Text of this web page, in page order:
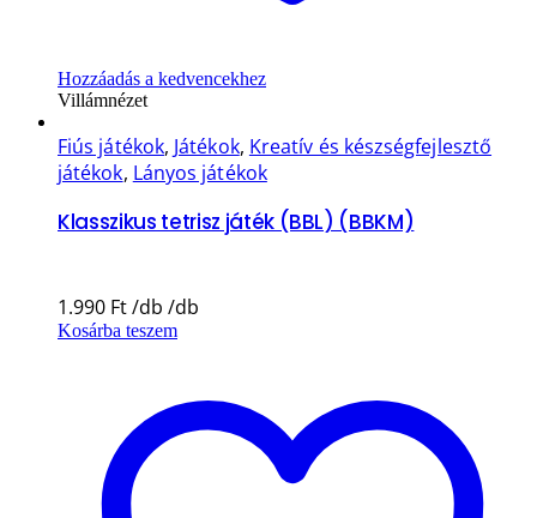
Hozzáadás a kedvencekhez
Villámnézet
Fiús játékok, Játékok, Kreatív és készségfejlesztő
játékok, Lányos játékok
Klasszikus tetrisz játék (BBL) (BBKM)
1.990 Ft
Kosárba teszem